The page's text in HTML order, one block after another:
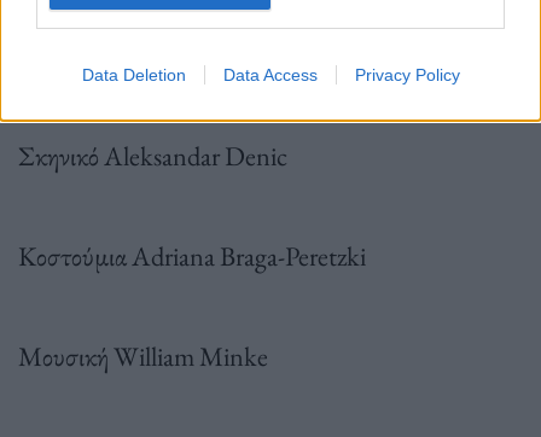
Data Deletion Data Access Privacy Policy
Σκηνοθεσία Frank Castorf
Σκηνικό Aleksandar Denic
Κοστούμια Adriana Braga-Peretzki
Μουσική William Minke